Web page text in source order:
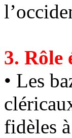
3. Rôle
• Les
fidèles